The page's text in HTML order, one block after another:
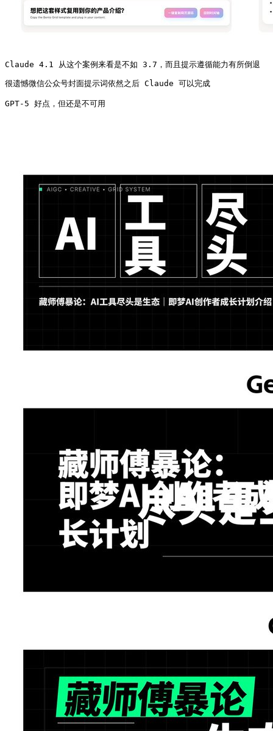
Claude 4.1 从这个案例来看是不如 3.7，而且提示遵循能力有所倒退
很遗憾微信公众号封面提示词依然之后 Claude 可以完成
GPT-5 好点，但还是不可用